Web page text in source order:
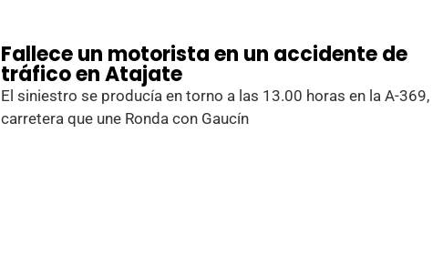
Fallece un motorista en un accidente de
tráfico en Atajate
El siniestro se producía en torno a las 13.00 horas en la A-369,
carretera que une Ronda con Gaucín